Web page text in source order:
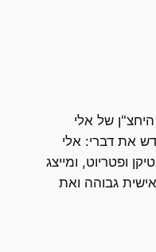
של אלי
את דברי: אלי
ופטריוט, ומייצג
אישית גבוהה ואת